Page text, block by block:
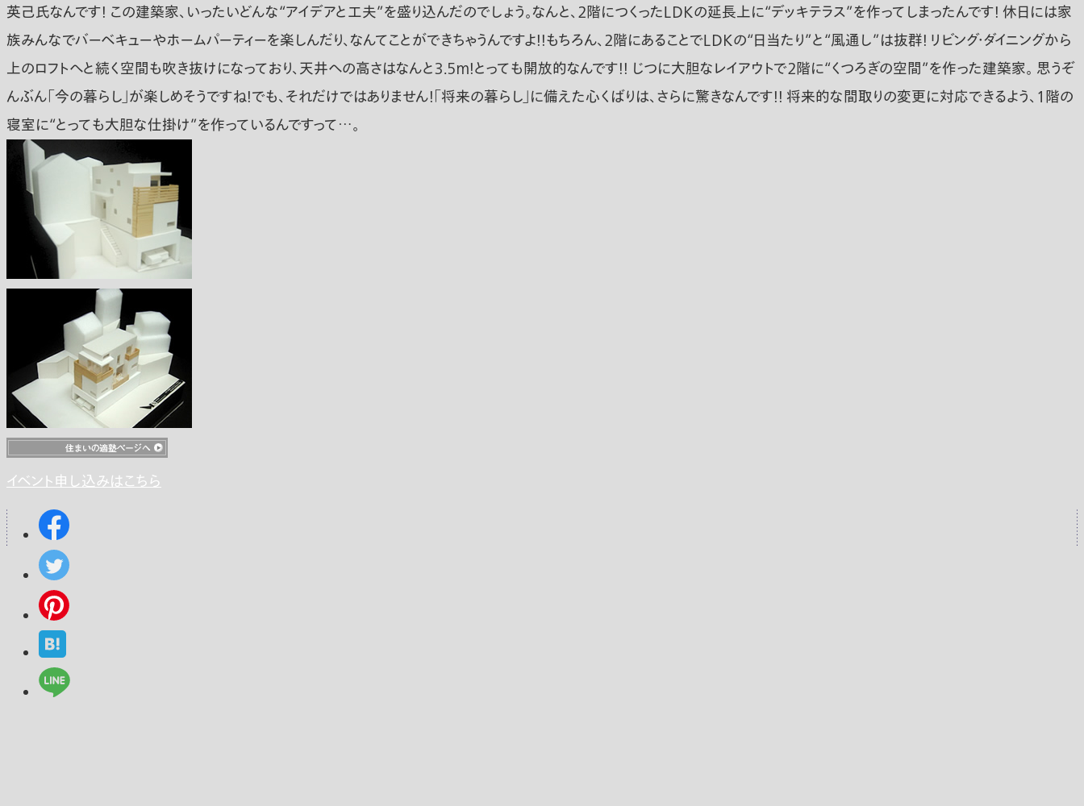
英己氏なんです！ この建築家、いったいどんな“アイデアと工夫”を盛り込んだのでしょう。なんと、２階につくったＬＤＫの延長上に“デッキテラス”を作ってしまったんです！ 休日には家
族みんなでバーベキューやホームパーティーを楽しんだり、なんてことができちゃうんですよ！！もちろん、２階にあることでＬＤＫの“日当たり”と“風通し”は抜群！ リビング・ダイニングから
上のロフトへと続く空間も吹き抜けになっており、天井への高さはなんと３.５ｍ！とっても開放的なんです！！ じつに大胆なレイアウトで２階に“くつろぎの空間”を作った建築家。 思うぞ
んぶん「今の暮らし」が楽しめそうですね！でも、それだけではありません！「将来の暮らし」に備えた心くばりは、さらに驚きなんです！！ 将来的な間取りの変更に対応できるよう、１階の
寝室に“とっても大胆な仕掛け”を作っているんですって…。
イベント申し込みはこちら